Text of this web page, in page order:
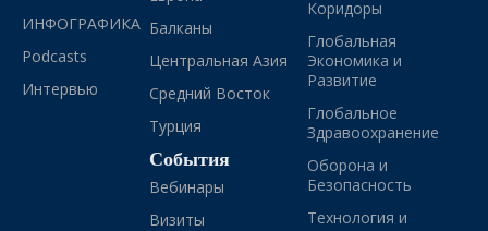
ИНФОГРАФИКА
Podcasts
Интервью
Балканы
Центральная Азия
Средний Восток
Турция
События
Вебинары
Визиты
Коридоры
Глобальная
Экономика и
Развитие
Глобальное
Здравоохранение
Оборона и
Безопасность
Технология и